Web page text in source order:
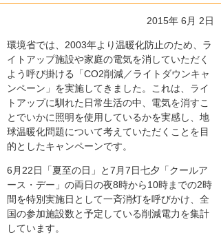
2015年 6月 2日
環境省では、2003年より温暖化防止のため、ラ
イトアップ施設や家庭の電気を消していただく
よう呼び掛ける「CO2削減／ライトダウンキャ
ンペーン」を実施してきました。これは、ライ
トアップに馴れた日常生活の中、電気を消すこ
とでいかに照明を使用しているかを実感し、地
球温暖化問題について考えていただくことを目
的としたキャンペーンです。
6月22日「夏至の日」と7月7日七夕「クールア
ース・デー」の両日の夜8時から10時までの2時
間を特別実施日として一斉消灯を呼びかけ、全
国の参加施設数と予定している削減電力を集計
しています。